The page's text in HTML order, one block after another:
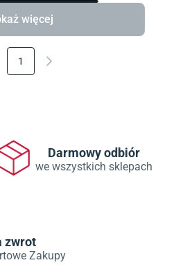
więcej
1
Darmowy odbiór
we wszystkich sklepach
zwrot
Zakupy